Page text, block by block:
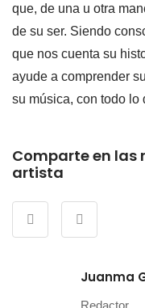
que, de una u otra
de su ser. Siendo
que nos cuenta su
ayude a comprender
su música, con todo lo
Comparte en las
artista
Juanma
Redactor